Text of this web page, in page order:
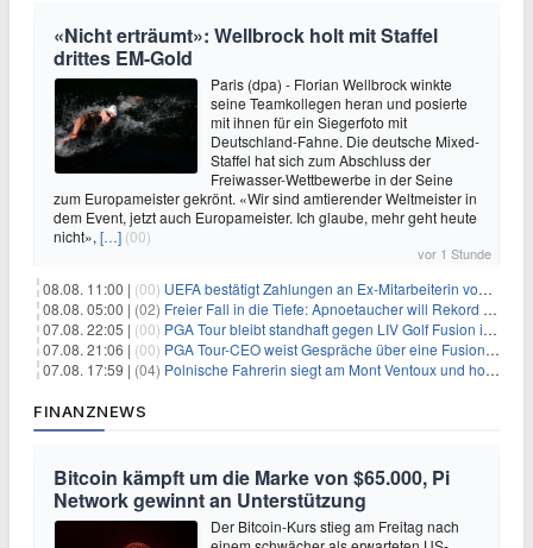
«Nicht erträumt»: Wellbrock holt mit Staffel
drittes EM-Gold
Paris (dpa) - Florian Wellbrock winkte
seine Teamkollegen heran und posierte
mit ihnen für ein Siegerfoto mit
Deutschland-Fahne. Die deutsche Mixed-
Staffel hat sich zum Abschluss der
Freiwasser-Wettbewerbe in der Seine
zum Europameister gekrönt. «Wir sind amtierender Weltmeister in
dem Event, jetzt auch Europameister. Ich glaube, mehr geht heute
nicht», […] (00)
vor 1 Stunde
08.08. 11:00 | (00) UEFA bestätigt Zahlungen an Ex-Mitarbeiterin von Infantino
08.08. 05:00 | (02) Freier Fall in die Tiefe: Apnoetaucher will Rekord brechen
07.08. 22:05 | (00) PGA Tour bleibt standhaft gegen LIV Golf Fusion in einem sich wandelnden Sportumfeld
07.08. 21:06 | (00) PGA Tour-CEO weist Gespräche über eine Fusion mit LIV Golf zurück und bekräftigt die Wettbewerbslandschaft
07.08. 17:59 | (04) Polnische Fahrerin siegt am Mont Ventoux und holt Tour-Gelb
FINANZNEWS
Bitcoin kämpft um die Marke von $65.000, Pi
Network gewinnt an Unterstützung
Der Bitcoin-Kurs stieg am Freitag nach